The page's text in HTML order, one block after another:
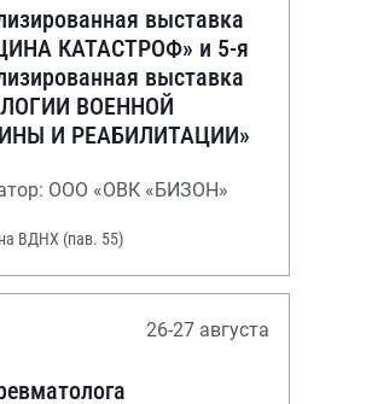
выставка
КАТАСТРОФ» и 5-я
выставка
ВОЕННОЙ
И РЕАБИЛИТАЦИИ»
ООО «ОВК «БИЗОН»
ВДНХ (пав. 55)
26-27 августа